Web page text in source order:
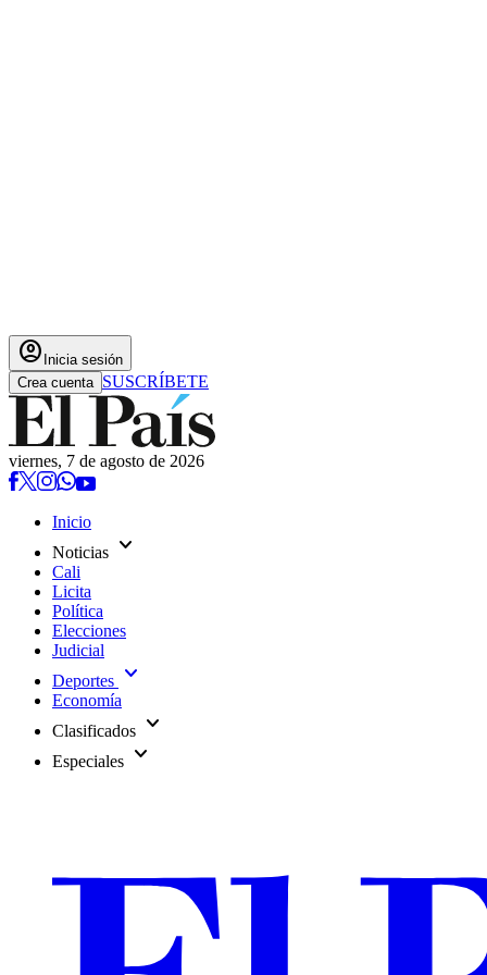
account_circle Inicia sesión
Crea cuenta SUSCRÍBETE
viernes, 7 de agosto de 2026
Inicio
Noticias expand_more
Cali
Licita
Política
Elecciones
Judicial
Deportes expand_more
Economía
Clasificados expand_more
Especiales expand_more